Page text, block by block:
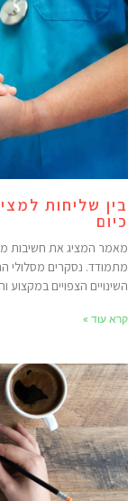
שליחות
המציג את חשיבות
נסקרים מסלולי
הצפויים במקצוע
עוד »